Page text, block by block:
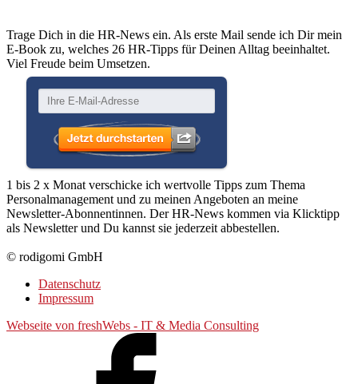
Trage Dich in die HR-News ein. Als erste Mail sende ich Dir mein
E-Book zu, welches 26 HR-Tipps für Deinen Alltag beeinhaltet.
Viel Freude beim Umsetzen.
1 bis 2 x Monat verschicke ich wertvolle Tipps zum Thema
Personalmanagement und zu meinen Angeboten an meine
Newsletter-Abonnentinnen. Der HR-News kommen via Klicktipp
als Newsletter und Du kannst sie jederzeit abbestellen.
© rodigomi GmbH
Datenschutz
Impressum
Webseite von freshWebs - IT & Media Consulting